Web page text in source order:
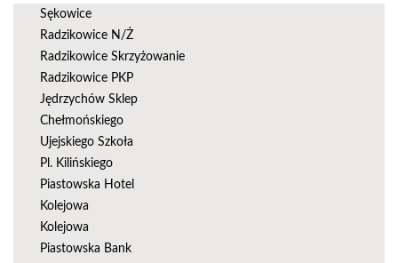
Sękowice
Radzikowice N/Ż
Radzikowice Skrzyżowanie
Radzikowice PKP
Jędrzychów Sklep
Chełmońskiego
Ujejskiego Szkoła
Pl. Kilińskiego
Piastowska Hotel
Kolejowa
Kolejowa
Piastowska Bank